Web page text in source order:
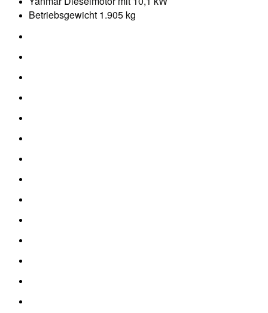
Betriebsgewicht 1.905 kg